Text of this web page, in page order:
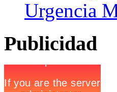
Urgencia
Publicidad